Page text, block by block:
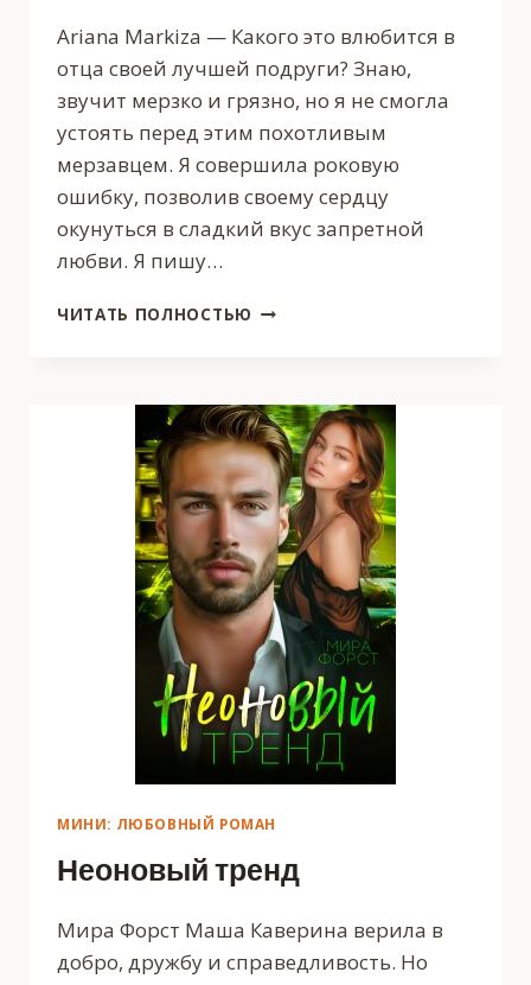
Ariana Markiza — Какого это влюбится в
отца своей лучшей подруги? Знаю,
звучит мерзко и грязно, но я не смогла
устоять перед этим похотливым
мерзавцем. Я совершила роковую
ошибку, позволив своему сердцу
окунуться в сладкий вкус запретной
любви. Я пишу…
ЧИТАТЬ ПОЛНОСТЬЮ ОТТЕНКИ
МИНИ: ЛЮБОВНЫЙ РОМАН
Неоновый тренд
Мира Форст Маша Каверина верила в
добро, дружбу и справедливость. Но